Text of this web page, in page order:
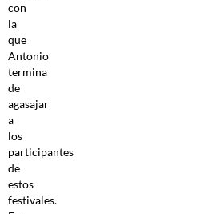
con
la
que
Antonio
termina
de
agasajar
a
los
participantes
de
estos
festivales.